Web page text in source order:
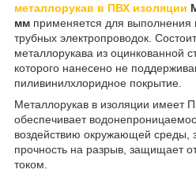
металлорукав в ПВХ изоляции
мм применяется для выполнения
трубных электропроводок.
металлорукава из оцинкованной
которого нанесено не
пиливинилхлоридное покрытие.
Металлорукав в изоляции имеет
обеспечивает
воздействию окружающей среды,
прочность на разрыв, защищает
током.